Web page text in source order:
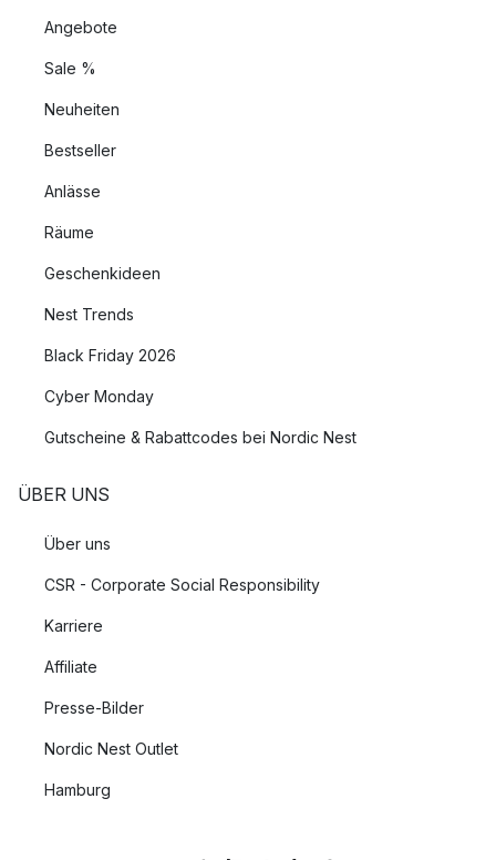
Angebote
Sale %
Neuheiten
Bestseller
Anlässe
Räume
Geschenkideen
Nest Trends
Black Friday 2026
Cyber Monday
Gutscheine & Rabattcodes bei Nordic Nest
ÜBER UNS
Über uns
CSR - Corporate Social Responsibility
Karriere
Affiliate
Presse-Bilder
Nordic Nest Outlet
Hamburg